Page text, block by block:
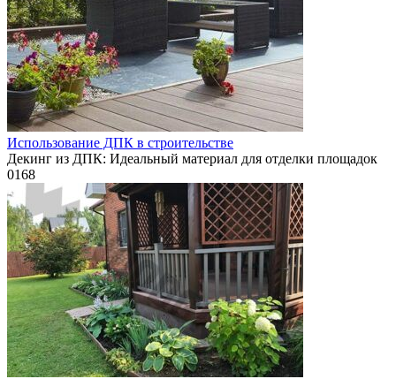
Использование ДПК в строительстве
Декинг из ДПК: Идеальный материал для отделки площадок
0168